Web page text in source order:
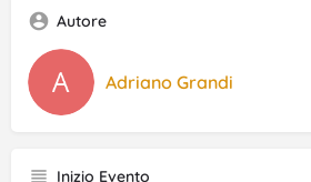
Autore
Adriano Grandi
Inizio Evento